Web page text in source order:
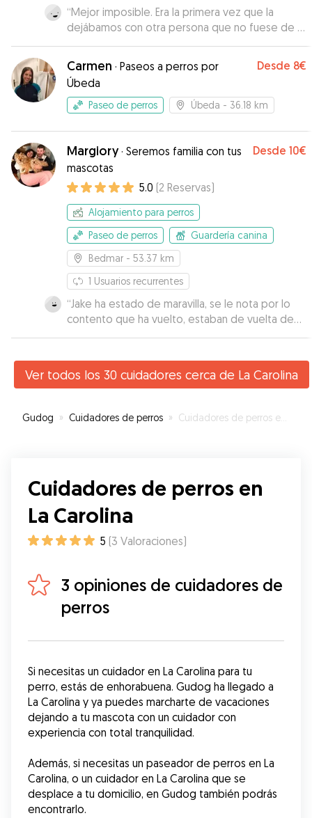
“Mejor imposible. Era la primera vez que la
dejábamos con otra persona que no fuese de la
familia y desde el primer contacto nos dio
confianza y tranquilidad. Nos ha dado todo tipo
de facilidades y nos mandaba varios mensajes
diarios con fotos y vídeos donde pudimos
comprobar lo bien que estaba nuestra perra.
cuando la recogimos mi perra se despidió de
ella como si fuese de uno de nosotros, no hay
mejor prueba de que ha estado como en casa.
Sin duda repetiremos con ella cuando la
necesitemos, Marta es estupenda.
Carmen · Paseos a perros por
Úbeda
Desde 8€
Paseo de perros Úbeda - 36.18 km
Margiory· Seremos familia con tus
mascotas
Desde 10€
5.0 (2 Reservas)
Alojamiento para perros
Paseo de perros
Guardería canina
Bedmar - 53.37 km
1 Usuarios recurrentes
“Jake ha estado de maravilla, se le nota por lo
contento que ha vuelto, estaban de vuelta de
su paseo de tarde cuando fuimos a por el y
seguro que repetimos!!”
Ver todos los 30 cuidadores cerca de La Carolina
Gudog » Cuidadores de perros » Cuidadores de perros en La Carolina
Cuidadores de perros en
La Carolina
5 (3 Valoraciones)
3 opiniones de cuidadores de
perros
Si necesitas un cuidador en La Carolina para tu
perro, estás de enhorabuena. Gudog ha llegado a
La Carolina y ya puedes marcharte de vacaciones
dejando a tu mascota con un cuidador con
experiencia con total tranquilidad.
Además, si necesitas un paseador de perros en La
Carolina, o un cuidador en La Carolina que se
desplace a tu domicilio, en Gudog también podrás
encontrarlo.